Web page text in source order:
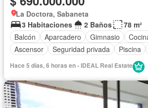
La Doctora, Sabaneta
3 Habitaciones
2 Baños
78 m²
Balcón
Aparcadero Gimnasio
Ascensor
Seguridad privada Piscina
Hace 5 días, 6 horas en - IDEAL Real Estate